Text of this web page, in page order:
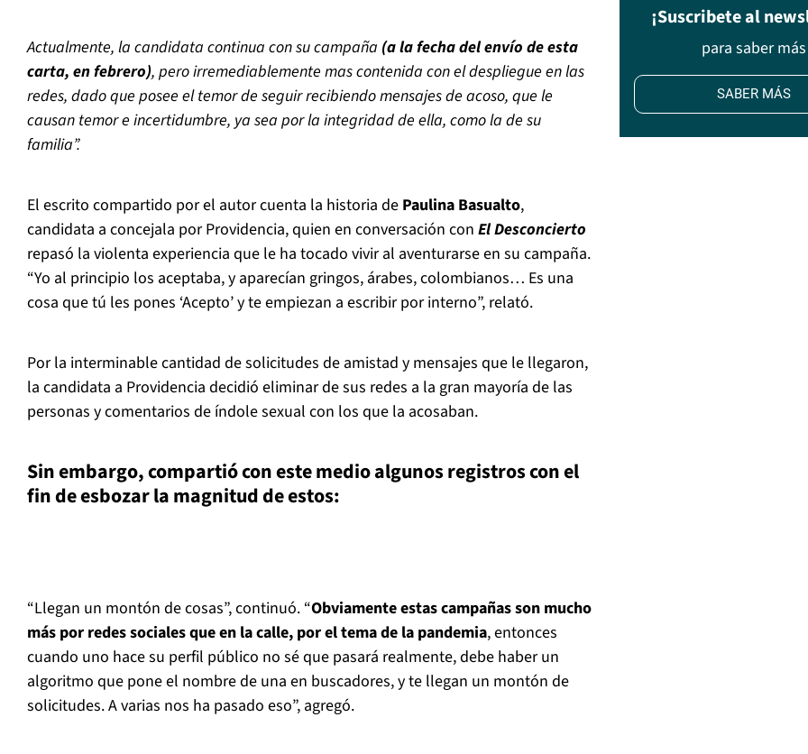
Actualmente, la candidata continua con su campaña (a la fecha del envío de esta
carta, en febrero), pero irremediablemente mas contenida con el despliegue en las
redes, dado que posee el temor de seguir recibiendo mensajes de acoso, que le
causan temor e incertidumbre, ya sea por la integridad de ella, como la de su
familia”.
El escrito compartido por el autor cuenta la historia de Paulina Basualto,
candidata a concejala por Providencia, quien en conversación con El Desconcierto
repasó la violenta experiencia que le ha tocado vivir al aventurarse en su campaña.
“Yo al principio los aceptaba, y aparecían gringos, árabes, colombianos… Es una
cosa que tú les pones ‘Acepto’ y te empiezan a escribir por interno”, relató.
Por la interminable cantidad de solicitudes de amistad y mensajes que le llegaron,
la candidata a Providencia decidió eliminar de sus redes a la gran mayoría de las
personas y comentarios de índole sexual con los que la acosaban.
Sin embargo, compartió con este medio algunos registros con el
fin de esbozar la magnitud de estos:
“Llegan un montón de cosas”, continuó. “Obviamente estas campañas son mucho
más por redes sociales que en la calle, por el tema de la pandemia, entonces
cuando uno hace su perfil público no sé que pasará realmente, debe haber un
algoritmo que pone el nombre de una en buscadores, y te llegan un montón de
solicitudes. A varias nos ha pasado eso”, agregó.
¡Suscribete al
para saber más
SABER MÁS